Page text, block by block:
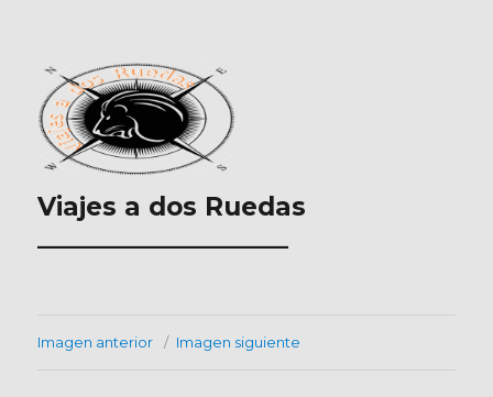
Viajes a dos Ruedas
___________________
Imagen anterior Imagen siguiente